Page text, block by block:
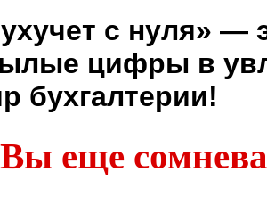
с нуля» —
цифры в
бухгалтерии!
Вы еще